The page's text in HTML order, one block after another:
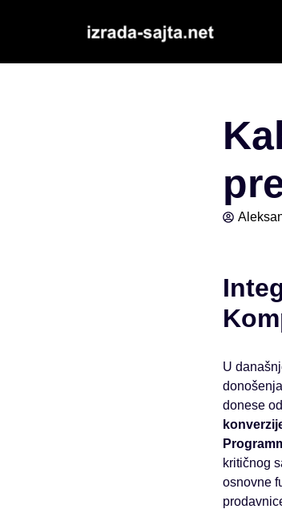
на
U
donese
kritičnog
osnovne